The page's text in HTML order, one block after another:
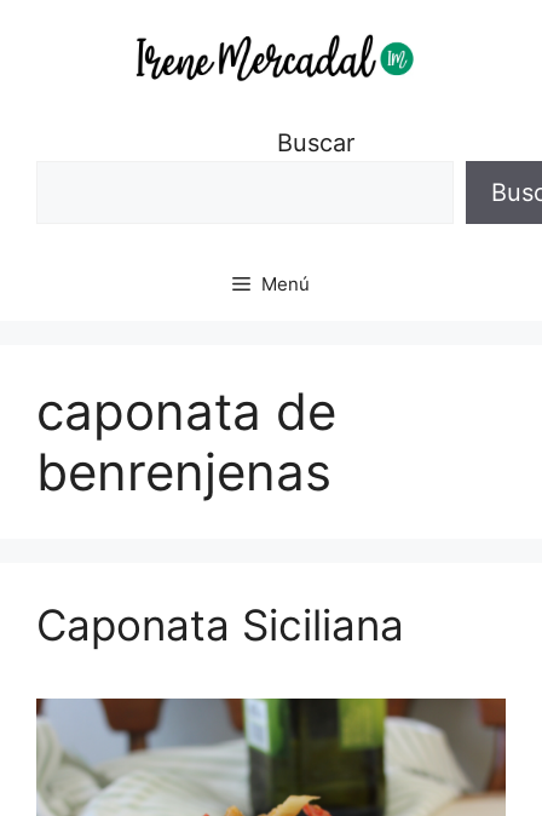
Buscar
Menú
caponata de
benrenjenas
Caponata Siciliana